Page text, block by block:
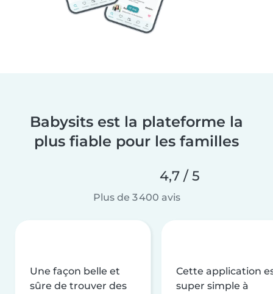
Babysits est la plateforme la
plus fiable pour les familles
4,7 / 5
Plus de 3 400 avis
Une façon belle et
sûre de trouver des
Cette application
super simple à